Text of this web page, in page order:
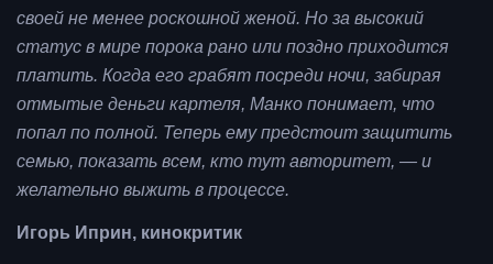
своей не менее роскошной женой. Но за высокий
статус в мире порока рано или поздно приходится
платить. Когда его грабят посреди ночи, забирая
отмытые деньги картеля, Манко понимает, что
попал по полной. Теперь ему предстоит защитить
семью, показать всем, кто тут авторитет, — и
желательно выжить в процессе.
Игорь Иприн, кинокритик